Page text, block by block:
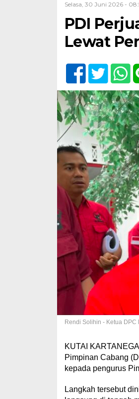
Selasa, 30 Juni 2026 -
PDI
Lewat
Rendi Solihin - Ketua
KUTAI
Pimpinan Cabang
kepada pengurus
Langkah tersebut